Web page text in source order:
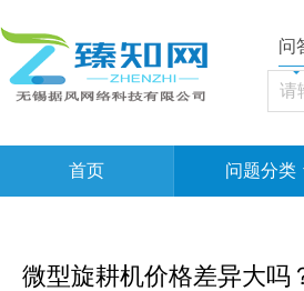
问
首页 问题分类
微型旋耕机价格差异大吗